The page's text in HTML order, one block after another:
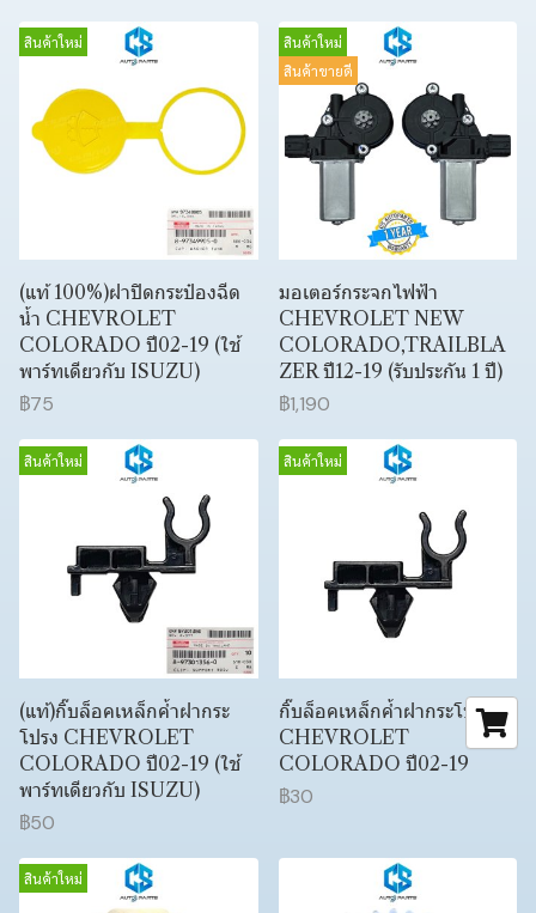
สินค้าใหม่
(แท้ 100%)ฝาปิดกระป๋องฉีด
น้ำ CHEVROLET
COLORADO ปี02-19 (ใช้
พาร์ทเดียวกับ ISUZU)
฿75
สินค้าใหม่
สินค้าขายดี
มอเตอร์กระจกไฟฟ้า
CHEVROLET NEW
COLORADO,TRAILBLA
ZER ปี12-19 (รับประกัน 1 ปี)
฿1,190
สินค้าใหม่
(แท้)กิ๊บล็อคเหล็กค้ำฝากระ
โปรง CHEVROLET
COLORADO ปี02-19 (ใช้
พาร์ทเดียวกับ ISUZU)
฿50
สินค้าใหม่
กิ๊บล็อคเหล็กค้ำฝากระโปรง
CHEVROLET
COLORADO ปี02-19
฿30
สินค้าใหม่